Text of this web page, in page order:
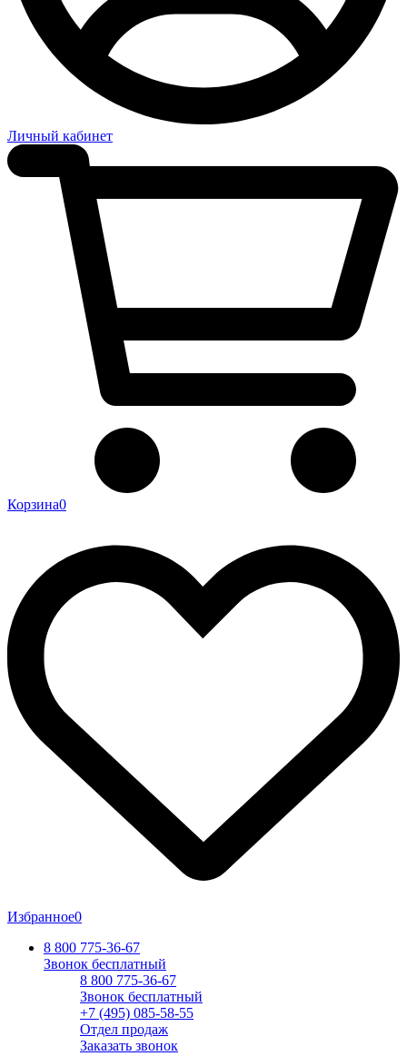
Личный кабинет
Корзина0
Избранное0
8 800 775-36-67
Звонок бесплатный
8 800 775-36-67
Звонок бесплатный
+7 (495) 085-58-55
Отдел продаж
Заказать звонок